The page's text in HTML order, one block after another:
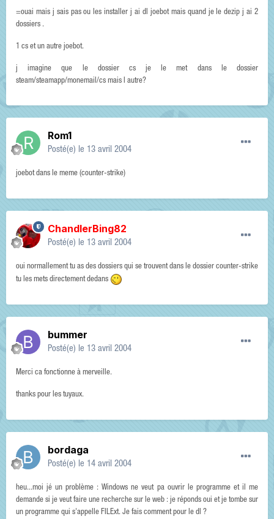
=ouai mais j sais pas ou les installer j ai dl joebot mais quand je le dezip j ai 2
dossiers .
1 cs et un autre joebot.
j imagine que le dossier cs je le met dans le dossier
steam/steamapp/monemail/cs mais l autre?
Rom1
Posté(e) le 13 avril 2004
joebot dans le meme (counter-strike)
ChandlerBing82
Posté(e) le 13 avril 2004
oui normallement tu as des dossiers qui se trouvent dans le dossier counter-strike
tu les mets directement dedans
bummer
Posté(e) le 13 avril 2004
Merci ca fonctionne à merveille.
thanks pour les tuyaux.
bordaga
Posté(e) le 14 avril 2004
heu...moi jé un problème : Windows ne veut pa ouvrir le programme et il me
demande si je veut faire une recherche sur le web : je réponds oui et je tombe sur
un programme qui s'appelle FILExt. Je fais comment pour le dl ?